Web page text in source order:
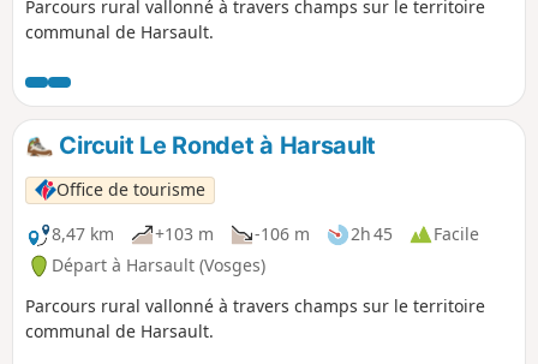
chasse, renseignez-vous auprès des mairies
des communes traversées, évitez les week-
Parcours rural vallonné à travers champs sur le territoire
communal de Harsault.
Circuit Le Rondet à Harsault
Office de tourisme
8,47 km
+103 m -106 m 2h 45
Facile
Départ à Harsault (Vosges)
Parcours rural vallonné à travers champs sur le territoire
communal de Harsault.